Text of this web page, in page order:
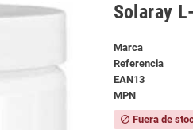
Solaray
Marca
Referencia
EAN13
MPN
block Fuera de